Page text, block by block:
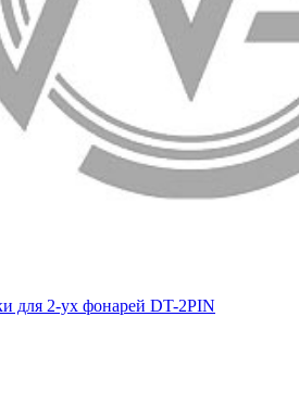
для 2-ух фонарей DT-2PIN